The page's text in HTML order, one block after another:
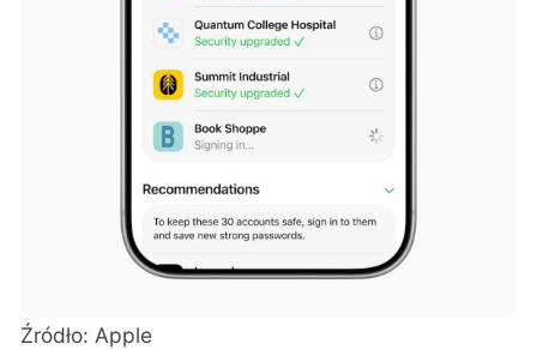
Źródło: Apple